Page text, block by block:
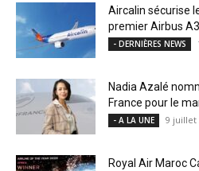
Aircalin sécurise
premier Airbus
- DERNIÈRES NEWS
Nadia Azalé
France pour le
- A LA UNE 9 juillet
Royal Air Maroc